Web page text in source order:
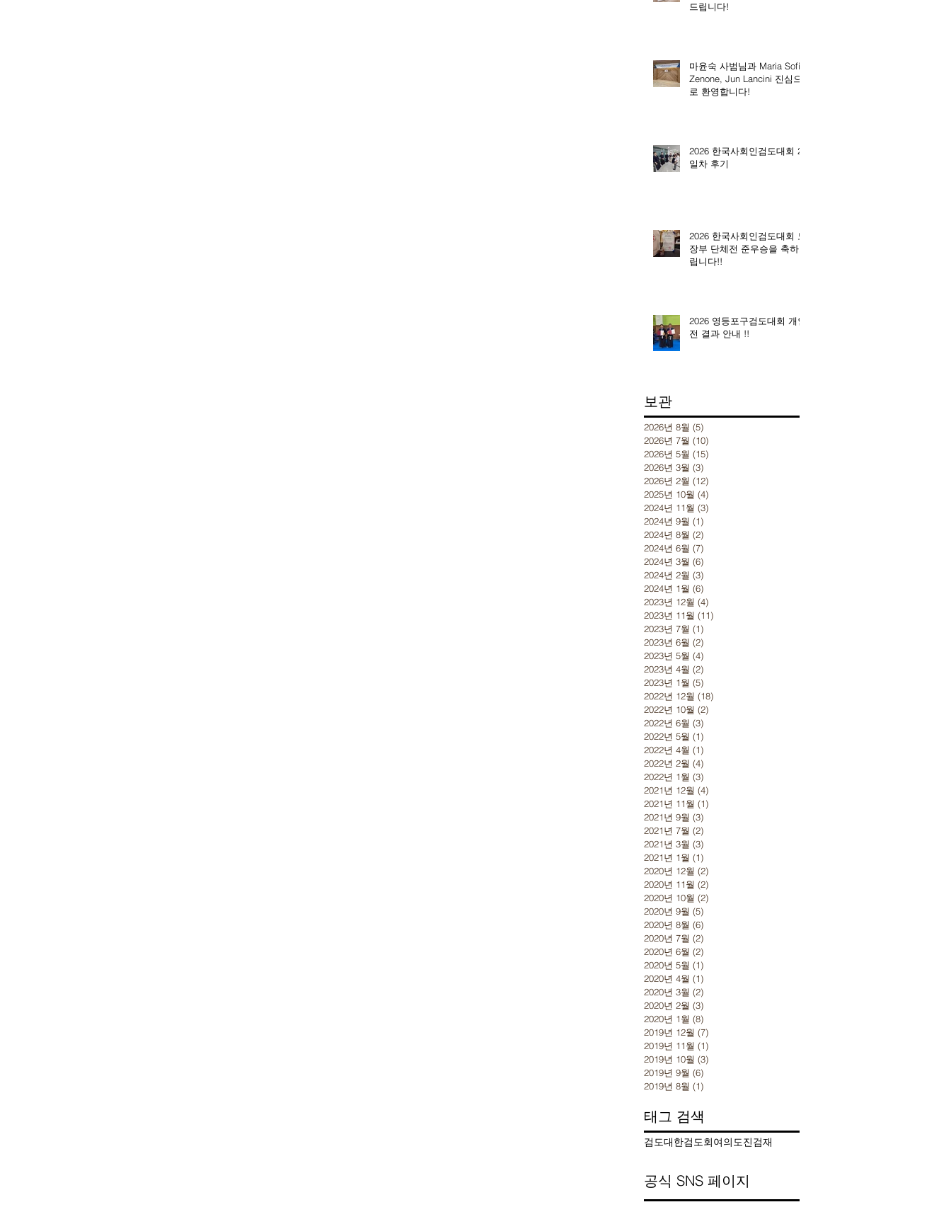
드립니다!
마윤숙 사범님과 Maria Sofia
Zenone, Jun Lancini 진심으
로 환영합니다!
2026 한국사회인검도대회 2
일차 후기
2026 한국사회인검도대회 노
장부 단체전 준우승을 축하드
립니다!!
2026 영등포구검도대회 개인
전 결과 안내 !!
보관
2026년 8월 (5)
2026년 7월 (10)
2026년 5월 (15)
2026년 3월 (3)
2026년 2월 (12)
2025년 10월 (4)
2024년 11월 (3)
2024년 9월 (1)
2024년 8월 (2)
2024년 6월 (7)
2024년 3월 (6)
2024년 2월 (3)
2024년 1월 (6)
2023년 12월 (4)
2023년 11월 (11)
2023년 7월 (1)
2023년 6월 (2)
2023년 5월 (4)
2023년 4월 (2)
2023년 1월 (5)
2022년 12월 (18)
2022년 10월 (2)
2022년 6월 (3)
2022년 5월 (1)
2022년 4월 (1)
2022년 2월 (4)
2022년 1월 (3)
2021년 12월 (4)
2021년 11월 (1)
2021년 9월 (3)
2021년 7월 (2)
2021년 3월 (3)
2021년 1월 (1)
2020년 12월 (2)
2020년 11월 (2)
2020년 10월 (2)
2020년 9월 (5)
2020년 8월 (6)
2020년 7월 (2)
2020년 6월 (2)
2020년 5월 (1)
2020년 4월 (1)
2020년 3월 (2)
2020년 2월 (3)
2020년 1월 (8)
2019년 12월 (7)
2019년 11월 (1)
2019년 10월 (3)
2019년 9월 (6)
2019년 8월 (1)
태그 검색
검도대한검도회여의도진검재
공식 SNS 페이지